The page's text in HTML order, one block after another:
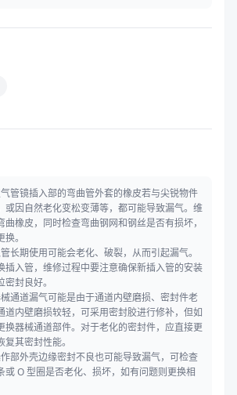
管镜插入部的弯曲管外套的橡皮若与尖锐物件
或因自然老化变松变薄等，都可能导致漏气。维
橡皮，同时检查弯曲钢网和钢丝是否有损坏，
。
长期使用可能会老化、破裂，从而引起漏气。
插入管，维修过程中要注意确保新插入管的安装
封良好。
通道漏气可能是由于通道内壁磨损、密封件老
道内壁磨损较轻，可采用密封胶进行修补，但如
换器械通道部件。对于老化的密封件，应直接更
其密封性能。
部外壳边缘密封不良也可能导致漏气，可检查
或 O 型圈是否老化、损坏，如有问题则更换相